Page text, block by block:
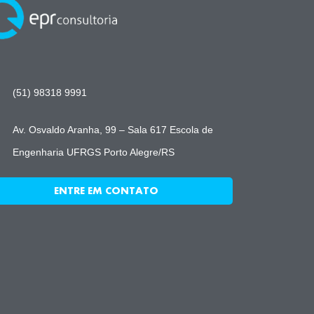
(51) 98318 9991
Av. Osvaldo Aranha, 99 – Sala 617 Escola de
Engenharia UFRGS Porto Alegre/RS
ENTRE EM CONTATO